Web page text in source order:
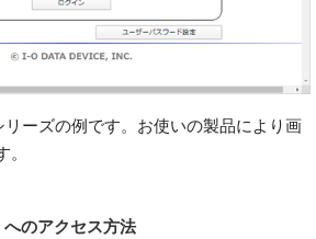
ーズの例です。お使いの製品により画
のアクセス方法